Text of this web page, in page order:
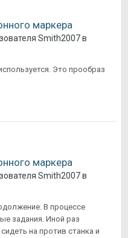
маркера
Smith2007в
Это прообраз
маркера
Smith2007в
В процессе
задания. Иной раз
на против станка и